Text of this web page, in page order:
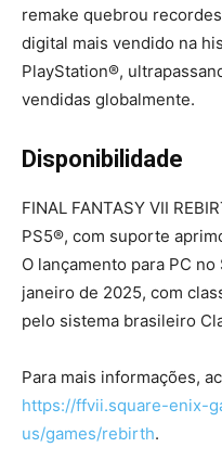
remake quebrou
digital mais vendido na
PlayStation®,
vendidas globalmente.
Disponibilidade
FINAL FANTASY VII
PS5®, com suporte
O lançamento para PC
janeiro de 2025, com
pelo sistema brasileiro
Para mais informações,
https://ffvii.square-enix-
us/games/rebirth.